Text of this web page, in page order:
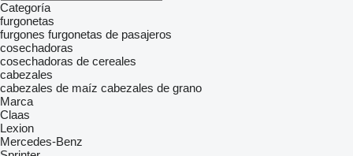
Categoría
furgonetas
furgones furgonetas de pasajeros
cosechadoras
cosechadoras de cereales
cabezales
cabezales de maíz cabezales de grano
Marca
Claas
Lexion
Mercedes-Benz